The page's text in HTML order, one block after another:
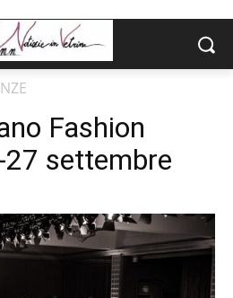
Fashion
settembre